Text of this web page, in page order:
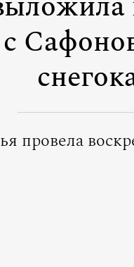
с
провела